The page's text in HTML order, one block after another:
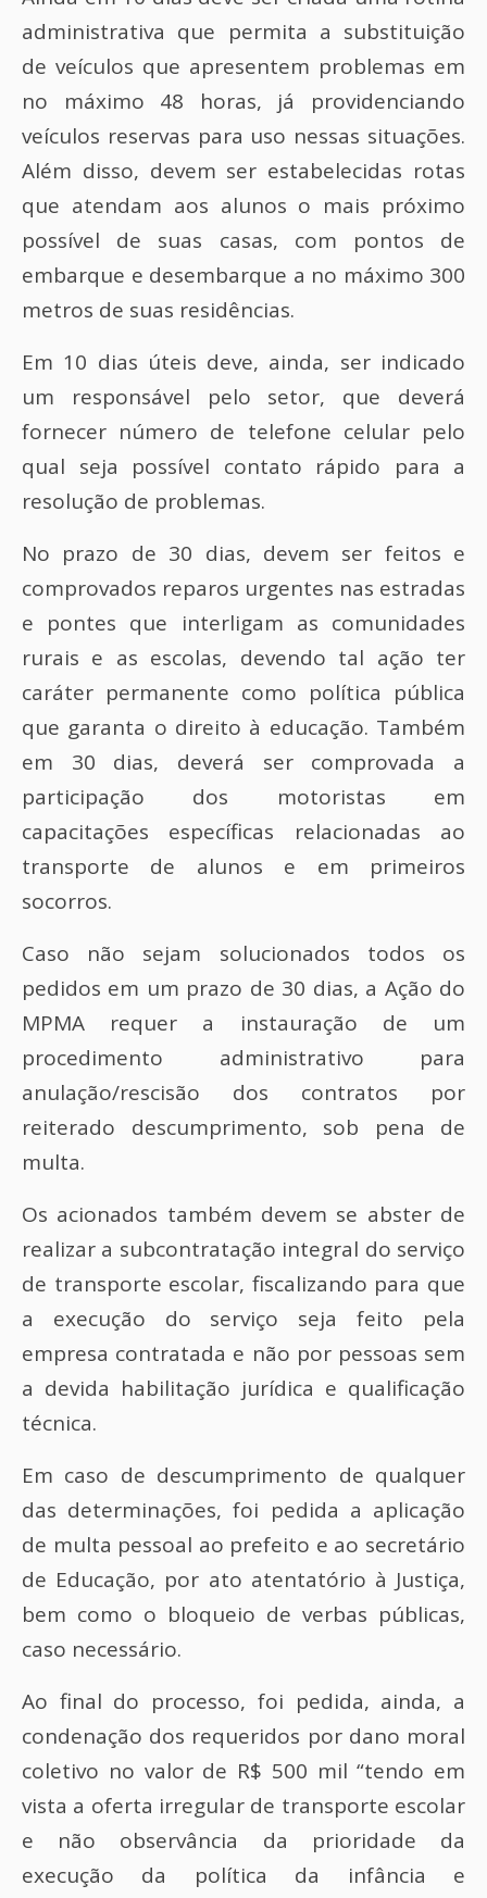
administrativa que permita a substituição
de veículos que apresentem problemas em
no máximo 48 horas, já providenciando
veículos reservas para uso nessas situações.
Além disso, devem ser estabelecidas rotas
que atendam aos alunos o mais próximo
possível de suas casas, com pontos de
embarque e desembarque a no máximo 300
metros de suas residências.
Em 10 dias úteis deve, ainda, ser indicado
um responsável pelo setor, que deverá
fornecer número de telefone celular pelo
qual seja possível contato rápido para a
resolução de problemas.
No prazo de 30 dias, devem ser feitos e
comprovados reparos urgentes nas estradas
e pontes que interligam as comunidades
rurais e as escolas, devendo tal ação ter
caráter permanente como política pública
que garanta o direito à educação. Também
em 30 dias, deverá ser comprovada a
participação dos motoristas em
capacitações específicas relacionadas ao
transporte de alunos e em primeiros
socorros.
Caso não sejam solucionados todos os
pedidos em um prazo de 30 dias, a Ação do
MPMA requer a instauração de um
procedimento administrativo para
anulação/rescisão dos contratos por
reiterado descumprimento, sob pena de
multa.
Os acionados também devem se abster de
realizar a subcontratação integral do serviço
de transporte escolar, fiscalizando para que
a execução do serviço seja feito pela
empresa contratada e não por pessoas sem
a devida habilitação jurídica e qualificação
técnica.
Em caso de descumprimento de qualquer
das determinações, foi pedida a aplicação
de multa pessoal ao prefeito e ao secretário
de Educação, por ato atentatório à Justiça,
bem como o bloqueio de verbas públicas,
caso necessário.
Ao final do processo, foi pedida, ainda, a
condenação dos requeridos por dano moral
coletivo no valor de R$ 500 mil “tendo em
vista a oferta irregular de transporte escolar
e não observância da prioridade da
execução da política da infância e